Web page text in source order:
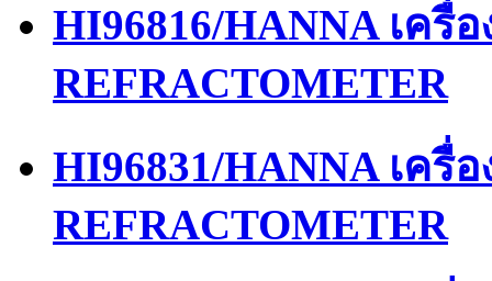
HI96816/HANNA เครื่
REFRACTOMETER
HI96831/HANNA เค
REFRACTOMETER